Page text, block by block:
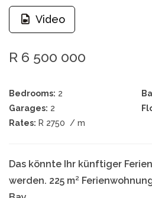
Video
R 6 500 000
Bedrooms: 2
Garages: 2
Rates: R 2750 / m
Das könnte Ihr künftiger
werden. 225 m²